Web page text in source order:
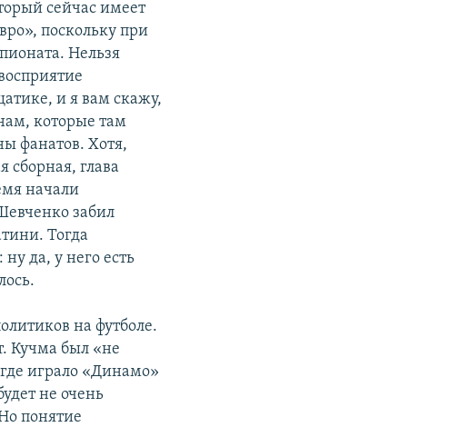
сейчас имеет
поскольку при
Нельзя
и я вам скажу,
которые там
фанатов. Хотя,
сборная, глава
начали
забил
Тогда
да, у него есть
на футболе.
Кучма был «не
играло «Динамо»
не очень
понятие